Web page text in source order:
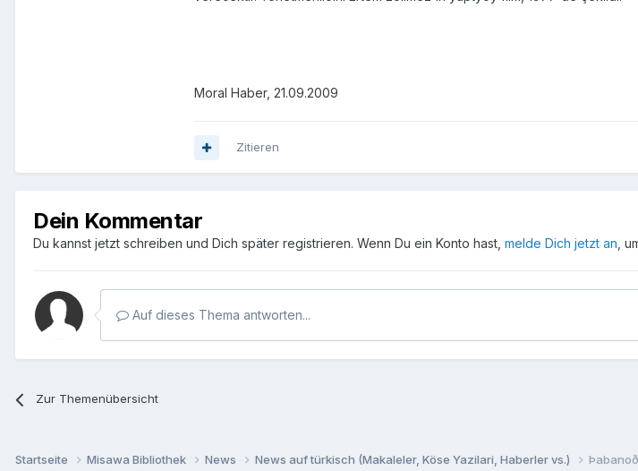
Moral Haber, 21.09.2009
Zitieren
Dein Kommentar
Du kannst jetzt schreiben und Dich später registrieren. Wenn Du ein Konto hast, melde Dich jetzt an ,
Auf dieses Thema antworten...
Zur Themenübersicht
Startseite Misawa Bibliothek News News auf türkisch (Makaleler, Köse Yazilari, Haberler vs.)